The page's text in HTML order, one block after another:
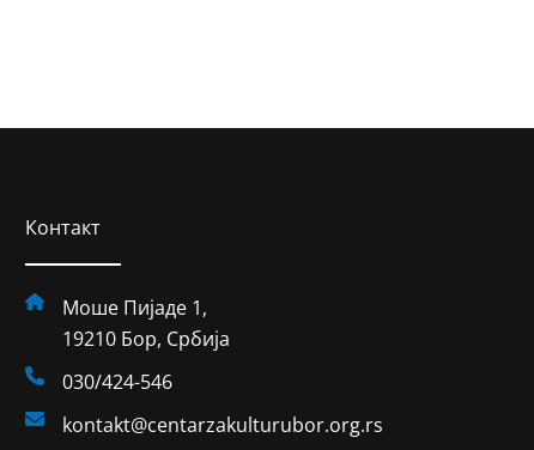
Контакт
Моше Пијаде 1,
19210 Бор, Србија
030/424-546
kontakt@centarzakulturubor.org.rs